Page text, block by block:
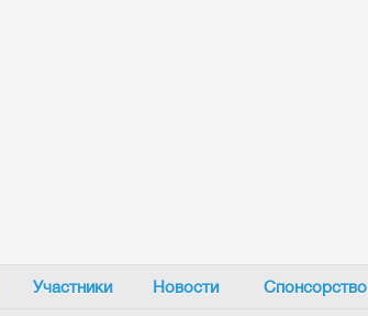
Участники Новости Спонсорство